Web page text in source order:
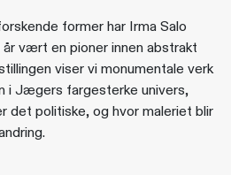
former har Irma Salo
vært en pioner innen abstrakt
viser vi monumentale verk
i Jægers fargesterke univers,
det politiske, og hvor maleriet blir